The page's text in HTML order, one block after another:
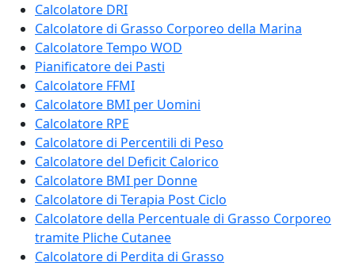
Calcolatore DRI
Calcolatore di Grasso Corporeo della Marina
Calcolatore Tempo WOD
Pianificatore dei Pasti
Calcolatore FFMI
Calcolatore BMI per Uomini
Calcolatore RPE
Calcolatore di Percentili di Peso
Calcolatore del Deficit Calorico
Calcolatore BMI per Donne
Calcolatore di Terapia Post Ciclo
Calcolatore della Percentuale di Grasso Corporeo
tramite Pliche Cutanee
Calcolatore di Perdita di Grasso